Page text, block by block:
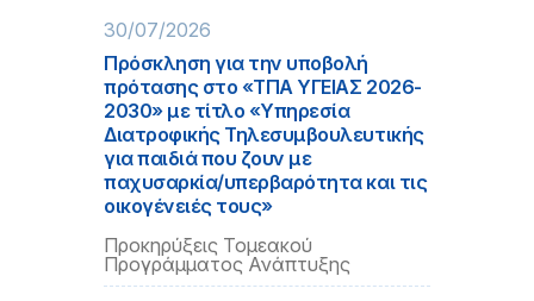
30/07/2026
Πρόσκληση για την υποβολή
πρότασης στο «ΤΠΑ ΥΓΕΙΑΣ 2026-
2030» με τίτλο «Υπηρεσία
Διατροφικής Τηλεσυμβουλευτικής
για παιδιά που ζουν με
παχυσαρκία/υπερβαρότητα και τις
οικογένειές τους»
Προκηρύξεις Τομεακού
Προγράμματος Ανάπτυξης